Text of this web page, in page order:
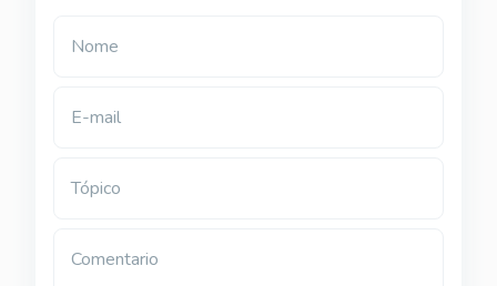
Nome
E-mail
Tópico
Comentario